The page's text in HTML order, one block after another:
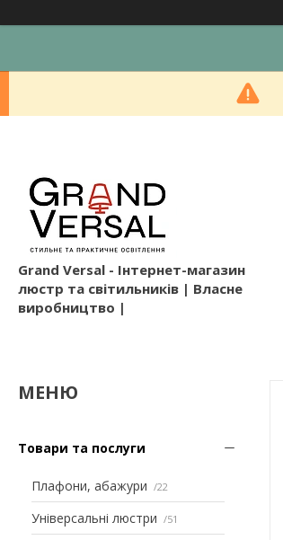
Grand Versal - Інтернет-магазин
люстр та світильників | Власне
виробництво |
Товари та послуги
Плафони, абажури 22
Універсальні люстри 51